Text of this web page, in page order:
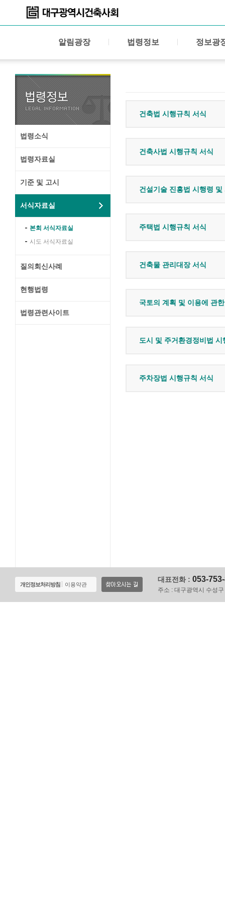
알림광장 법령정보 정보광
법령소식
법령자료실
기준 및 고시
서식자료실
본회 서식자료실
시도 서식자료실
질의회신사례
현행법령
법령관련사이트
건축법 시행규칙 서식
건축사법 시행규칙 서식
건설기술 진흥법 시행령 및
주택법 시행규칙 서식
건축물 관리대장 서식
국토의 계획 및 이용에 관
도시 및 주거환경정비법 시
주차장법 시행규칙 서식
개인정보처리방침 이용약관
대표전화 : 053-
주소 : 대구광역시 수성